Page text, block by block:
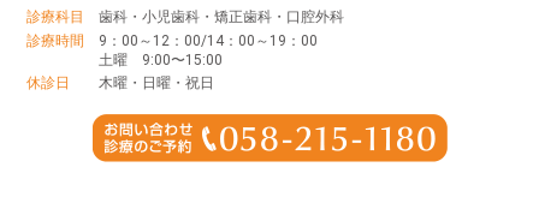
診療科目
歯科・小児歯科・矯正歯科・口腔外科
診療時間
9：00～12：00/14：00～19：00
土曜 9:00〜15:00
休診日
木曜・日曜・祝日